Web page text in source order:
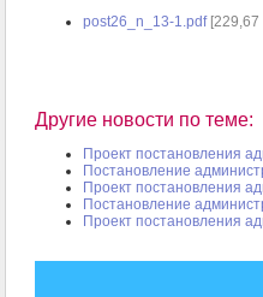
post26_n_13-1.pdf[229,67
Другие новости по теме:
Проект постановления
Постановление
Проект постановления
Постановление
Проект постановления